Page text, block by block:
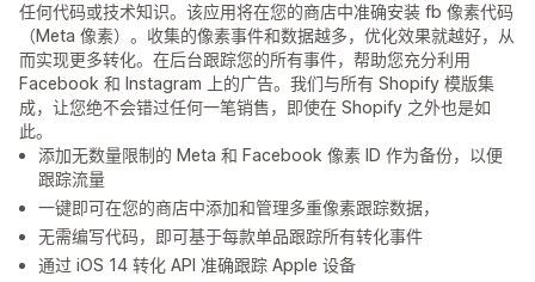
任何代码或技术知识。该应用将在您的商店中准确安装 fb 像素代码
（Meta 像素）。收集的像素事件和数据越多，优化效果就越好，从
而实现更多转化。在后台跟踪您的所有事件，帮助您充分利用
Facebook 和 Instagram 上的广告。我们与所有 Shopify 模版集
成，让您绝不会错过任何一笔销售，即使在 Shopify 之外也是如
此。
添加无数量限制的 Meta 和 Facebook 像素 ID 作为备份，以便
跟踪流量
一键即可在您的商店中添加和管理多重像素跟踪数据，
无需编写代码，即可基于每款单品跟踪所有转化事件
通过 iOS 14 转化 API 准确跟踪 Apple 设备